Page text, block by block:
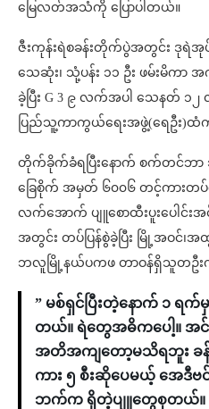
မြေလတ်အသံကို ပြောပါတယ်။
ဇီးကုန်းရဲစခန်းတိုက်ပွဲအတွင်း ဒုရဲအု
သေဆုံး၊ သုံ့ပန်း ၁၁ ဦး ဖမ်းမိကာ
ခဲ့ပြီး G 3 ၉ လက်အပါ သေနတ်
ပြည်သူ့ကာကွယ်ရေးအဖွဲ့(ရေဦး)
တိုက်ခိုက်ခံရပြီးနောက် စက်တင်ဘ
ခြေစိုက် အမှတ် ၆၀၀၆ တင့်ကားတပ်
လက်အောက် ပျူစောထီးပူးပေါင်းအင်
အတွင်း တပ်ပြန်စွဲခဲ့ပြီး မြို့အဝ
ဘလူမြို့နယ်ပကဖ တာဝန်ရှိသူတဦးက
” မစ်ရှင်ပြီးတဲ့နောက် ၁ ရက်မှ
တယ်။ ရဲတွေအဓိကပေါ့။
အတိအကျတော့မသိရဘူး ခန့်
ကား ၅ စီးဆိုပေမယ့် အေဒီဗ
ဘက်က ရှိတဲ့ပျူတွေစုတယ်။